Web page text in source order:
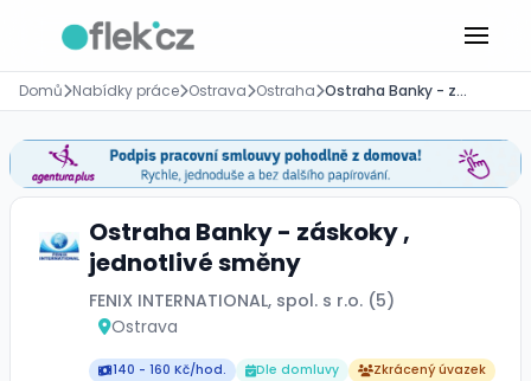
Domů Nabídky práce Ostrava Ostraha Ostraha Banky - záskoky , jednotlivé směny
Ostraha Banky - záskoky ,
jednotlivé směny
FENIX INTERNATIONAL, spol. s r.o. (5)
Ostrava
140 - 160 Kč/hod. Dle domluvy Zkrácený úvazek